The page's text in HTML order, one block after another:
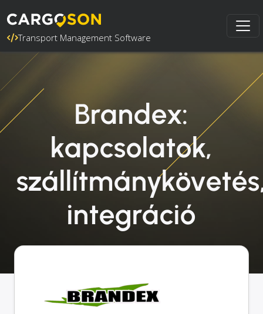
Transport Management Software
Brandex:
kapcsolatok,
integráció